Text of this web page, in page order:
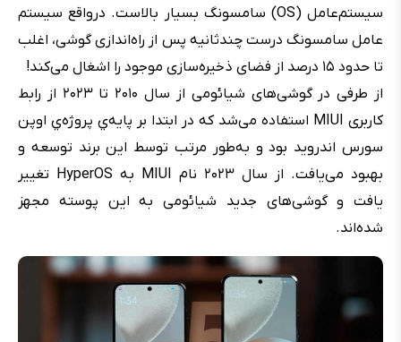
سیستم‌عامل (OS) سامسونگ بسیار بالاست. درواقع سیستم
عامل سامسونگ درست چندثانیه پس از راه‌اندازی گوشی، اغلب
تا حدود ۱۵ درصد از فضای ذخیره‌سازی موجود را اشغال می‌کند!
از طرفی در گوشی‌های شیائومی از سال ۲۰۱۰ تا ۲۰۲۳ از رابط
کاربری MIUI استفاده می‌شد که در ابتدا بر پایه‌ي پروژه‌ي اوپن
سورس اندروید بود و به‌طور مرتب توسط این برند توسعه و
بهبود می‌یافت. از سال ۲۰۲۳ نام MIUI به HyperOS تغییر
یافت و گوشی‌های جدید شیائومی به این پوسته مجهز
شده‌اند.